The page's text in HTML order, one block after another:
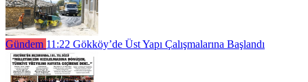
Gündem 11:22 Gökköy’de Üst Yapı Çalışmalarına Başlandı